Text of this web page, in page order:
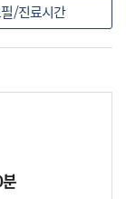
/진료시간